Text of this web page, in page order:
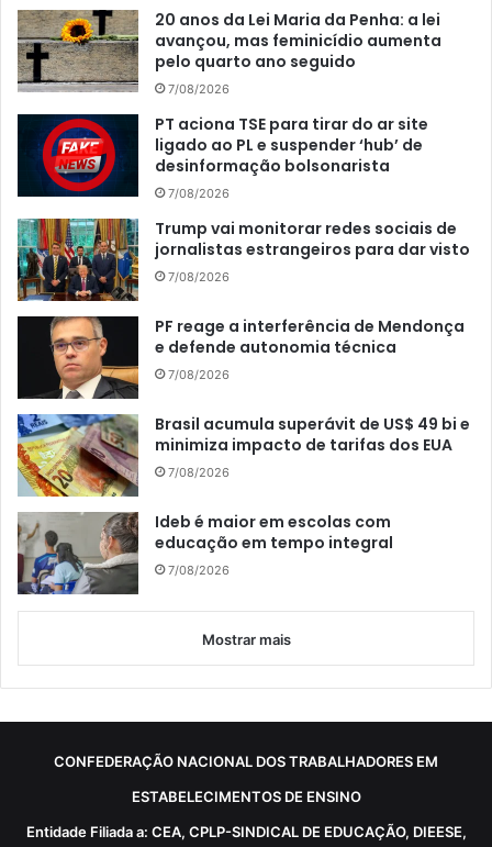
20 anos da Lei Maria da Penha: a lei
avançou, mas feminicídio aumenta
pelo quarto ano seguido
7/08/2026
PT aciona TSE para tirar do ar site
ligado ao PL e suspender ‘hub’ de
desinformação bolsonarista
7/08/2026
Trump vai monitorar redes sociais de
jornalistas estrangeiros para dar visto
7/08/2026
PF reage a interferência de Mendonça
e defende autonomia técnica
7/08/2026
Brasil acumula superávit de US$ 49 bi e
minimiza impacto de tarifas dos EUA
7/08/2026
Ideb é maior em escolas com
educação em tempo integral
7/08/2026
Mostrar mais
CONFEDERAÇÃO NACIONAL DOS TRABALHADORES EM
ESTABELECIMENTOS DE ENSINO
Entidade Filiada a: CEA, CPLP-SINDICAL DE EDUCAÇÃO, DIEESE,